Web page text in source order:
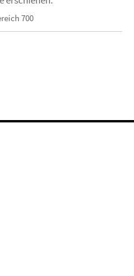
700